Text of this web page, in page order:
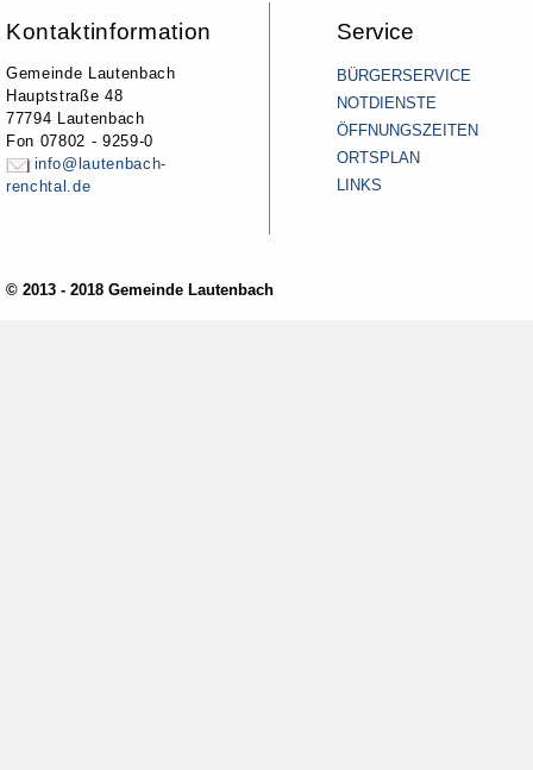
Kontaktinformation
Gemeinde Lautenbach
Hauptstraße 48
77794 Lautenbach
Fon 07802 - 9259-0
info@lautenbach-
renchtal.de
Service
BÜRGERSERVICE
NOTDIENSTE
ÖFFNUNGSZEITEN
ORTSPLAN
LINKS
© 2013 - 2018 Gemeinde Lautenbach